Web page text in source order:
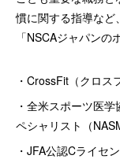
慣に関する指導など
「NSCAジャパンの
・CrossFit（クロ
・全米スポーツ医
ペシャリスト（
・JFA公認Cライセ